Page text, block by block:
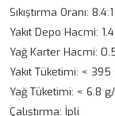
Sıkıştırma Oranı: 8.4:1
Yakıt Depo Hacmi:
Yağ Karter Hacmi:
Yakıt Tüketimi: < 395
Yağ Tüketimi: < 6.8
Çalıştırma: İpli